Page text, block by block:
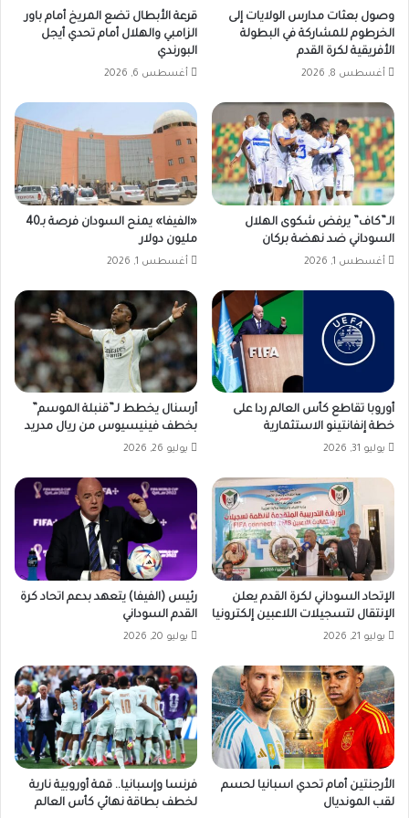
وصول بعثات مدارس الولايات إلى
الخرطوم للمشاركة في البطولة
الأفريقية لكرة القدم
أغسطس 8, 2026
قرعة الأبطال تضع المريخ أمام باور
الزامبي والهلال أمام تحدي أيجل
البورندي
أغسطس 6, 2026
الـ”كاف” يرفض شكوى الهلال
السوداني ضد نهضة بركان
أغسطس 1, 2026
«الفيفا» يمنح السودان فرصة بـ40
مليون دولار
أغسطس 1, 2026
أوروبا تقاطع كأس العالم ردا على
خطة إنفانتينو الاستثمارية
يوليو 31, 2026
أرسنال يخطط لـ”قنبلة الموسم”
بخطف فينيسيوس من ريال مدريد
يوليو 26, 2026
الإتحاد السوداني لكرة القدم يعلن
الإنتقال لتسجيلات اللاعبين إلكترونيا
يوليو 21, 2026
رئيس (الفيفا) يتعهد بدعم اتحاد كرة
القدم السوداني
يوليو 20, 2026
الأرجنتين أمام تحدي اسبانيا لحسم
لقب المونديال
فرنسا وإسبانيا.. قمة أوروبية نارية
لخطف بطاقة نهائي كأس العالم